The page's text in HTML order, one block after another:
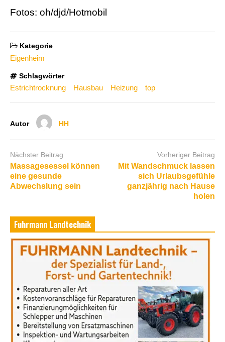
Fotos: oh/djd/Hotmobil
Kategorie
Eigenheim
Schlagwörter
Estrichtrocknung Hausbau Heizung top
Autor HH
Nächster Beitrag
Massagesessel können
eine gesunde
Abwechslung sein
Vorheriger Beitrag
Mit Wandschmuck lassen
sich Urlaubsgefühle
ganzjährig nach Hause
holen
Fuhrmann Landtechnik